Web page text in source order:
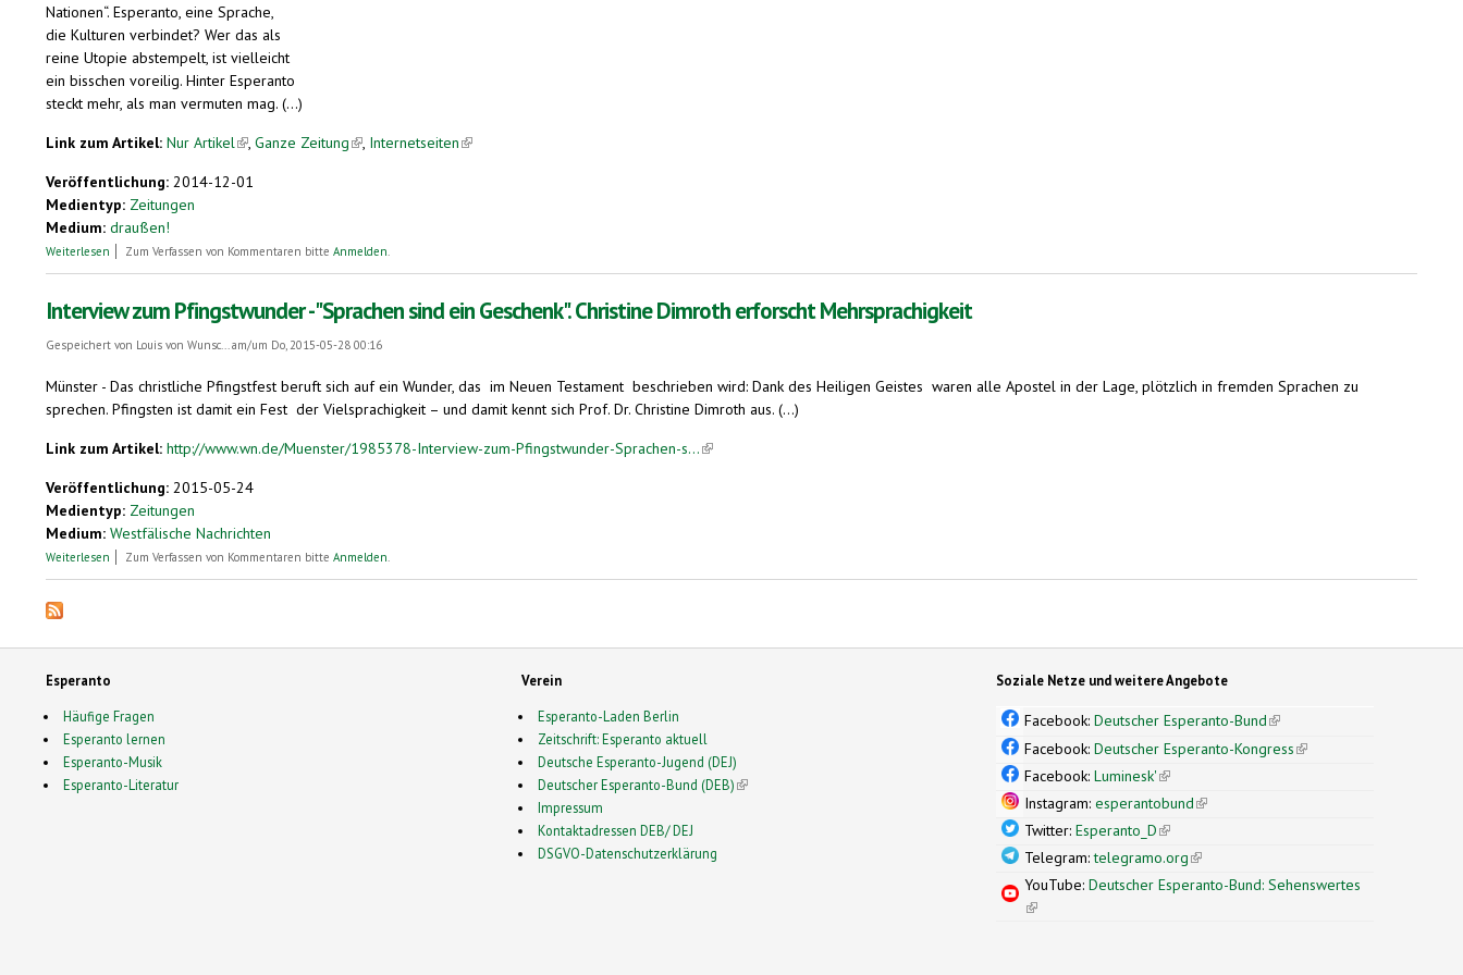
Nationen“. Esperanto, eine Sprache,
die Kulturen verbindet? Wer das als
reine Utopie abstempelt, ist vielleicht
ein bisschen voreilig. Hinter Esperanto
steckt mehr, als man vermuten mag. (...)
Link zum Artikel: Nur Artikel(link is external)
, Ganze Zeitung(link is external)
, Internetseiten(link is external)
Veröffentlichung: 2014-12-01
Medientyp: Zeitungen
Medium: draußen!
Weiterlesen über Eine Plansprache für die Welt
Zum Verfassen von Kommentaren bitte Anmelden.
Interview zum Pfingstwunder - "Sprachen sind ein Geschenk". Christine Dimroth erforscht Mehrsprachigkeit
Gespeichert von Louis von Wunsc...am/um Do, 2015-05-28 00:16
Münster - Das christliche Pfingstfest beruft sich auf ein Wunder, das im Neuen Testament beschrieben wird: Dank des Heiligen Geistes waren alle Apostel in der Lage, plötzlich in fremden Sprachen zu
sprechen. Pfingsten ist damit ein Fest der Vielsprachigkeit – und damit kennt sich Prof. Dr. Christine Dimroth aus. (...)
Link zum Artikel: http://www.wn.de/Muenster/1985378-Interview-zum-Pfingstwunder-Sprachen-s...(link is external)
Veröffentlichung: 2015-05-24
Medientyp: Zeitungen
Medium: Westfälische Nachrichten
Weiterlesen über Interview zum Pfingstwunder - "Sprachen sind ein Geschenk". Christine Dimroth erforscht Mehrsprachigkeit
Zum Verfassen von Kommentaren bitte Anmelden.
Esperanto
Häufige Fragen
Esperanto lernen
Esperanto-Musik
Esperanto-Literatur
Verein
Esperanto-Laden Berlin
Zeitschrift: Esperanto aktuell
Deutsche Esperanto-Jugend (DEJ)
Deutscher Esperanto-Bund (DEB)(link is external)
Impressum
Kontaktadressen DEB/ DEJ
DSGVO-Datenschutzerklärung
Soziale Netze und weitere Angebote
Facebook:Deutscher Esperanto-Bund(link is external)
Facebook:Deutscher Esperanto-Kongress(link is external)
Facebook:Luminesk'(link is external)
Instagram:esperantobund(link is external)
Twitter:Esperanto_D(link is external)
Telegram:telegramo.org(link is external)
YouTube:Deutscher Esperanto-Bund: Sehenswertes
(link is external)